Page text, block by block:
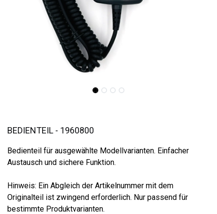
BEDIENTEIL - 1960800
Bedienteil für ausgewählte Modellvarianten. Einfacher
Austausch und sichere Funktion.
Hinweis: Ein Abgleich der Artikelnummer mit dem
Originalteil ist zwingend erforderlich. Nur passend für
bestimmte Produktvarianten.